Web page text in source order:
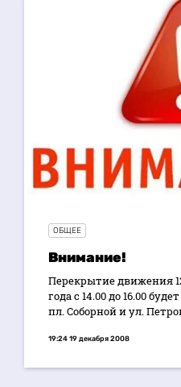
ОБЩЕЕ
Внимание!
Перекрытие движения
года с 14.00 до 16.00
пл. Соборной и ул.
19:24 19 декабря 2008